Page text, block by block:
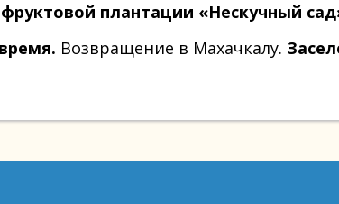
плантации «Нескучный
Возвращение в Махачкалу.